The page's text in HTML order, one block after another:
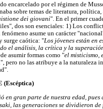
encarcelado por el régimen de
sobre temas de literatura,
dei giovani". En el primer
dos son esenciales: 1) Los
asume un carácter
surge caótica: "Los jóvenes están en
el análisis, la crítica y la
asumir formas como "el misticismo,
", pero no las atribuye a la naturaleza
(Escéptica)
gran parte de nuestra edad, pues
las generaciones se dividieron